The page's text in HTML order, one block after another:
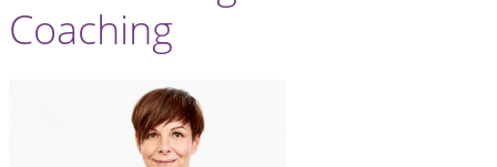
Coaching